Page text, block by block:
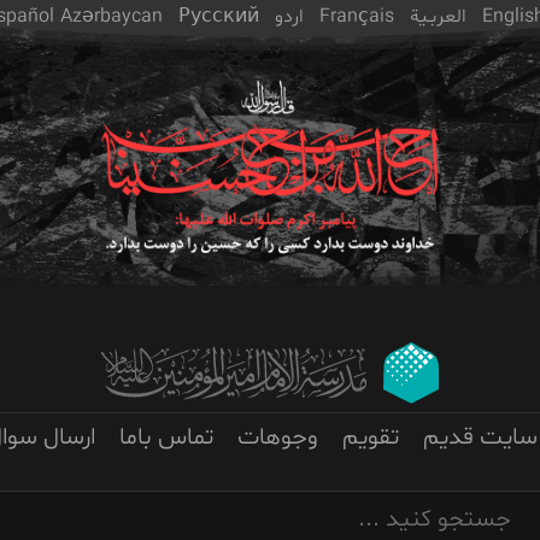
العربـیة Français اردو Русский
Azərbaycan
سایت قدیم تقویم وجوهات تماس باما ارسال